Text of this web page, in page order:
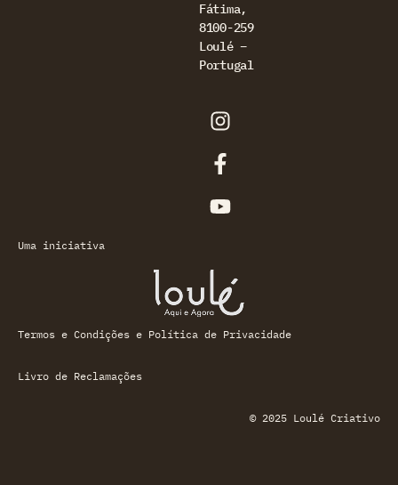
Fátima,
8100-259
Loulé –
Portugal
Uma iniciativa
Termos e Condições e Política de Privacidade
Livro de Reclamações
© 2025 Loulé Criativo